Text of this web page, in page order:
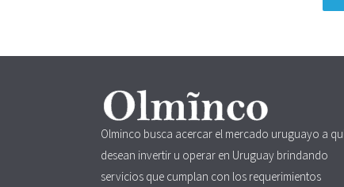
Olminco busca acercar el mercado uruguayo a
desean invertir u operar en Uruguay brindando
servicios que cumplan con los requerimientos